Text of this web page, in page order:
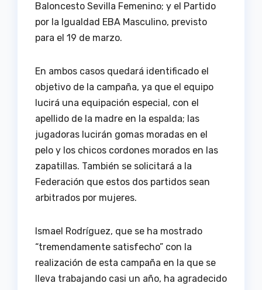
Baloncesto Sevilla Femenino; y el Partido
por la Igualdad EBA Masculino, previsto
para el 19 de marzo.
En ambos casos quedará identificado el
objetivo de la campaña, ya que el equipo
lucirá una equipación especial, con el
apellido de la madre en la espalda; las
jugadoras lucirán gomas moradas en el
pelo y los chicos cordones morados en las
zapatillas. También se solicitará a la
Federación que estos dos partidos sean
arbitrados por mujeres.
Ismael Rodríguez, que se ha mostrado
“tremendamente satisfecho” con la
realización de esta campaña en la que se
lleva trabajando casi un año, ha agradecido